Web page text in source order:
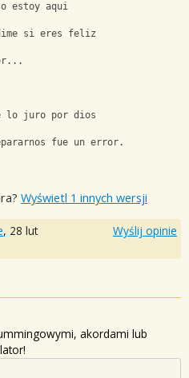
estoy aqui
si eres feliz
lo juro por dios
fue un error.
Wyświetl 1 innych wersji
, 28 lut
Wyślij opinie
akordami lub